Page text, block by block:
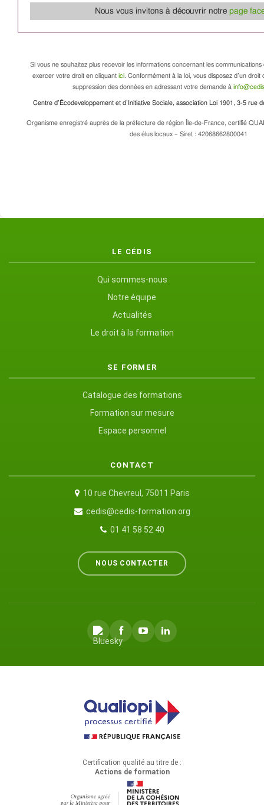
Nous vous invitons à découvrir notre page
Si vous ne souhaitez plus recevoir les informations concernant les communications
exercer votre droit en cliquant ici. Conformément à la loi, vous disposez d’un droit
suppression des données en adressant votre demande à
Centre d’Écodeveloppement et d’Initiative Sociale, association Loi 1901, 3-5 rue
Organisme enregistré auprès de la préfecture de région Île-de-France, certifié
des élus locaux – Siret : 42068662800041
LE CÉDIS
Qui sommes-nous
Notre équipe
Actualités
Le droit à la formation
SE FORMER
Catalogue des formations
Formation sur mesure
Espace personnel
CONTACT
10 rue Chevreul, 75011 Paris
cedis@cedis-formation.org
01 41 58 52 40
NOUS CONTACTER
Certification qualité au titre de :
Actions de formation